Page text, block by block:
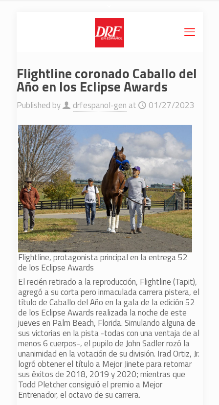
Flightline coronado Caballo del
Año en los Eclipse Awards
Published by drfespanol-gen at 01/27/2023
Flightline, protagonista principal en la entrega 52
de los Eclipse Awards
El recién retirado a la reproducción, Flightline (Tapit),
agregó a su corta pero inmaculada carrera pistera, el
título de Caballo del Año en la gala de la edición 52
de los Eclipse Awards realizada la noche de este
jueves en Palm Beach, Florida. Simulando alguna de
sus victorias en la pista -todas con una ventaja de al
menos 6 cuerpos-, el pupilo de John Sadler rozó la
unanimidad en la votación de su división. Irad Ortiz, Jr.
logró obtener el título a Mejor Jinete para retomar
sus éxitos de 2018, 2019 y 2020; mientras que
Todd Pletcher consiguió el premio a Mejor
Entrenador, el octavo de su carrera.